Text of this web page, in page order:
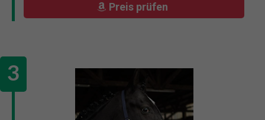
Preis prüfen